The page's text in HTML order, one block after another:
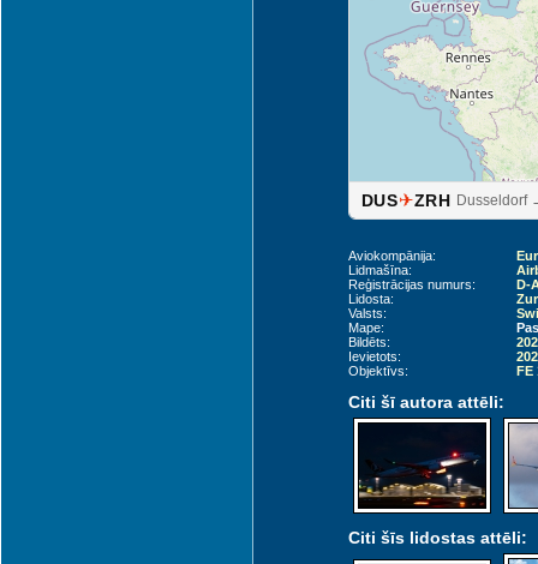
DUS✈ZRH Dusseldorf
Aviokompānija:
Lidmašīna:
Reģistrācijas numurs:
D-
Lidosta:
Valsts:
Mape:
Bildēts:
Ievietots:
Objektīvs:
FE
Citi šī autora attēli:
Citi šīs lidostas attēli: